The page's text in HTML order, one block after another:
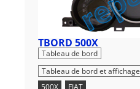
TBORD 500X
Tableau de bord
Tableau de bord et affichage